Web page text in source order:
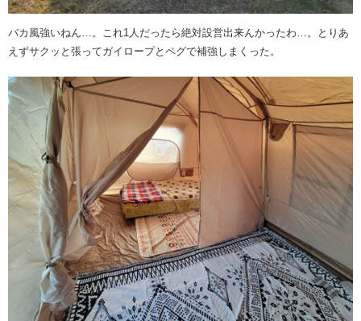
バカ風強いねん…。これ1人だったら絶対設営出来んかったわ…。とりあ
えずサクッと張ってガイロープとペグで補強しまくった。